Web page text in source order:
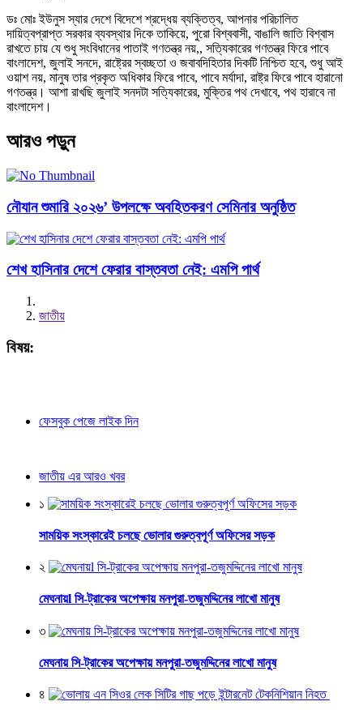
ডঃ মোঃ ইউনুস স্যার দেশে বিদেশে শ্রদ্ধেয় ব্যক্তিত্ব, আপনার পরিচালিত
দায়িত্বপ্রাপ্ত সরকার ব্যবস্থার দিকে তাকিয়ে, পুরো বিশ্ববাসী, বাঙালি জাতি বিশ্বাস
রাখতে চায় যে শুধু সংবিধানের পাতাই গণতন্ত্র নয়,, সত্যিকারের গণতন্ত্র ফিরে পাবে
বাংলাদেশ, জুলাই সনদে, রাষ্ট্রের স্বচ্ছতা ও জবাবদিহিতার দিকটি নিশ্চিত হবে, শুধু আই
ওয়াশ নয়, মানুষ তার প্রকৃত অধিকার ফিরে পাবে, পাবে মর্যাদা, রাষ্ট্র ফিরে পাবে হারানো
গণতন্ত্র। আশা রাখছি জুলাই সনদটা সত্যিকারের, মুক্তির পথ দেখাবে, পথ হারাবে না
বাংলাদেশ।
আরও পড়ুন
নৌযান শুমারি ২০২৬’ উপলক্ষে অবহিতকরণ সেমিনার অনুষ্ঠিত
শেখ হাসিনার দেশে ফেরার বাস্তবতা নেই: এমপি পার্থ
জাতীয়
বিষয়:
ফেসবুক পেজে লাইক দিন
জাতীয় এর আরও খবর
১
সাময়িক সংস্কারেই চলছে ভোলার গুরুত্বপূর্ণ অফিসের সড়ক
২
মেঘনায়l সি-ট্রাকের অপেক্ষায় মনপুরা-তজুমদ্দিনের লাখো মানুষ
৩
মেঘনায় সি-ট্রাকের অপেক্ষায় মনপুরা-তজুমদ্দিনের লাখো মানুষ
৪